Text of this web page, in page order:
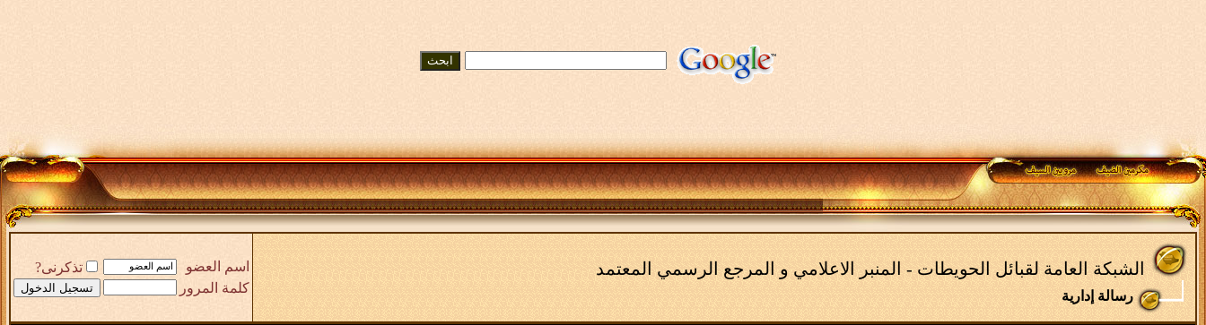
الشبكة العامة لقبائل الحويطات - المنبر الاعلامي و المرجع الرسمي المعتمد
رسالة إدارية
اسم العضو
تذكرنى?
كلمة المرور